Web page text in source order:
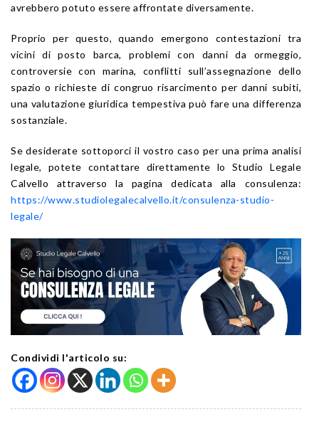
avrebbero potuto essere affrontate diversamente.
Proprio per questo, quando emergono contestazioni tra
vicini di posto barca, problemi con danni da ormeggio,
controversie con marina, conflitti sull’assegnazione dello
spazio o richieste di congruo risarcimento per danni subiti,
una valutazione giuridica tempestiva può fare una differenza
sostanziale.
Se desiderate sottoporci il vostro caso per una prima analisi
legale, potete contattare direttamente lo Studio Legale
Calvello attraverso la pagina dedicata alla consulenza:
https://www.studiolegalecalvello.it/consulenza-studio-
legale/
Condividi l'articolo su: